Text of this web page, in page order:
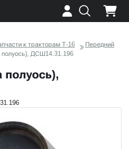
к тракторам Т-16
Передний
полуось), ДСШ14.31.196
полуось),